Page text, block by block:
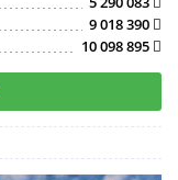
9 018 390
10 098 895